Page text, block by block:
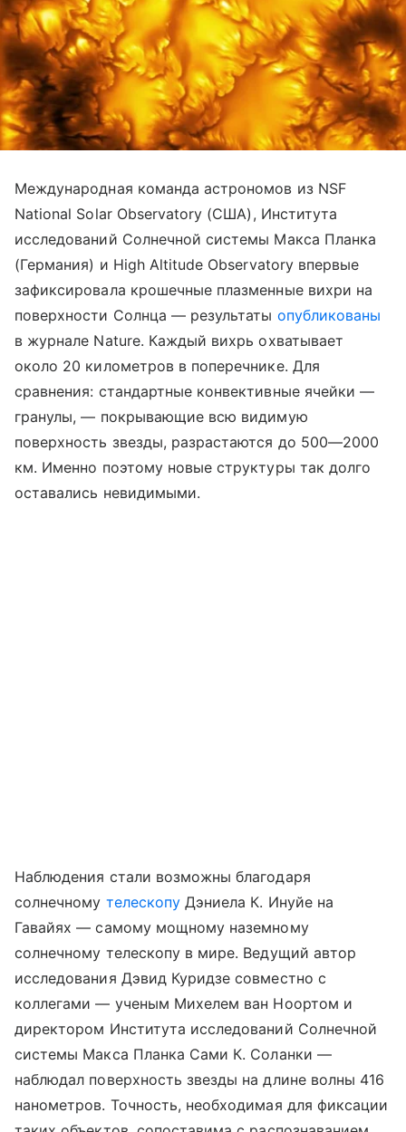
Международная команда астрономов из NSF
National Solar Observatory (США), Института
исследований Солнечной системы Макса Планка
(Германия) и High Altitude Observatory впервые
зафиксировала крошечные плазменные вихри на
поверхности Солнца — результаты опубликованы
в журнале Nature. Каждый вихрь охватывает
около 20 километров в поперечнике. Для
сравнения: стандартные конвективные ячейки —
гранулы, — покрывающие всю видимую
поверхность звезды, разрастаются до 500—2000
км. Именно поэтому новые структуры так долго
оставались невидимыми.
Наблюдения стали возможны благодаря
солнечному телескопуДэниела К. Инуйе на
Гавайях — самому мощному наземному
солнечному телескопу в мире. Ведущий автор
исследования Дэвид Куридзе совместно с
коллегами — ученым Михелем ван Ноортом и
директором Института исследований Солнечной
системы Макса Планка Сами К. Соланки —
наблюдал поверхность звезды на длине волны 416
нанометров. Точность, необходимая для фиксации